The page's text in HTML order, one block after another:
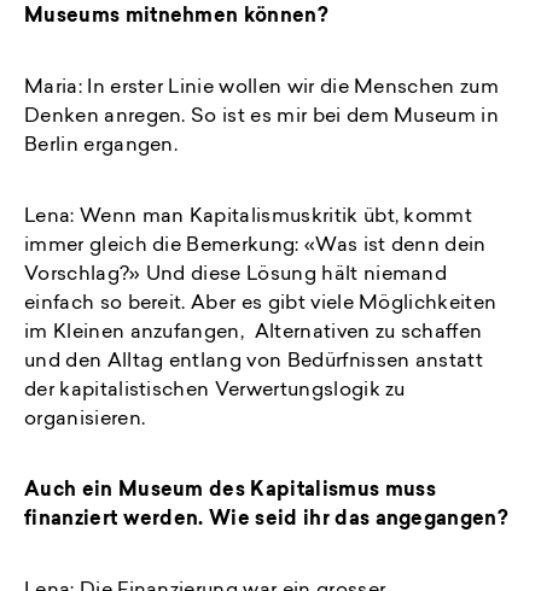
Museums mitnehmen können?
Maria: In erster Linie wollen wir die Menschen zum
Denken anregen. So ist es mir bei dem Museum in
Berlin ergangen.
Lena: Wenn man Kapitalismuskritik übt, kommt
immer gleich die Bemerkung: «Was ist denn dein
Vorschlag?» Und diese Lösung hält niemand
einfach so bereit. Aber es gibt viele Möglichkeiten
im Kleinen anzufangen, Alternativen zu schaffen
und den Alltag entlang von Bedürfnissen anstatt
der kapitalistischen Verwertungslogik zu
organisieren.
Auch ein Museum des Kapitalismus muss
finanziert werden. Wie seid ihr das angegangen?